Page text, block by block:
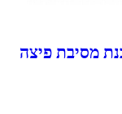
פיצה